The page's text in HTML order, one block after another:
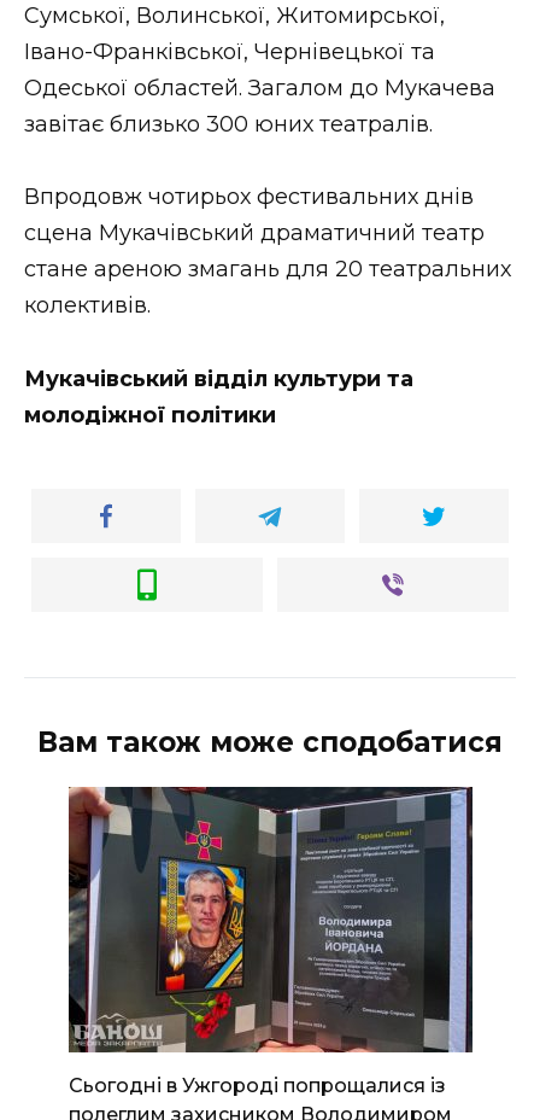
ВІДЕО
Сумської, Волинської, Житомирської,
Івано-Франківської, Чернівецької та
Одеської областей. Загалом до Мукачева
завітає близько 300 юних театралів.
Впродовж чотирьох фестивальних днів
сцена Мукачівський драматичний театр
стане ареною змагань для 20 театральних
колективів.
Мукачівський відділ культури та
молодіжної політики
Вам також може сподобатися
Сьогодні в Ужгороді попрощалися із
полеглим захисником Володимиром